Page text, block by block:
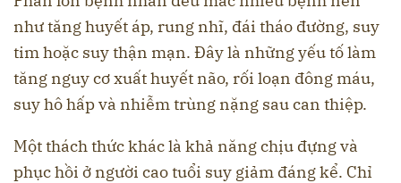
như tăng huyết áp, rung nhĩ, đái tháo đường, suy
tim hoặc suy thận mạn. Đây là những yếu tố làm
tăng nguy cơ xuất huyết não, rối loạn đông máu,
suy hô hấp và nhiễm trùng nặng sau can thiệp.
Một thách thức khác là khả năng chịu đựng và
phục hồi ở người cao tuổi suy giảm đáng kể. Chỉ